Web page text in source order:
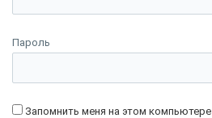
Пароль
Запомнить меня на этом компьютере